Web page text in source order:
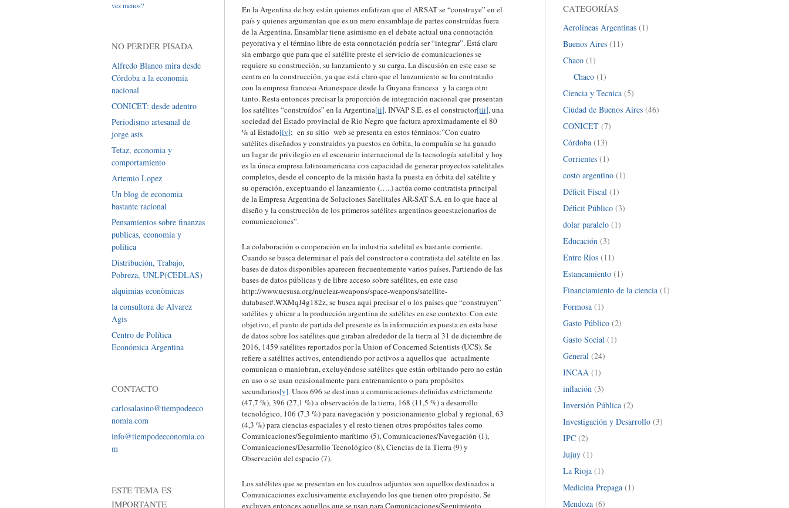
En la Argentina de hoy están quienes enfatizan que el ARSAT se “construye” en el
país y quienes argumentan que es un mero ensamblaje de partes construídas fuera
de la Argentina. Ensamblar tiene asimismo en el debate actual una connotación
peyorativa y el término libre de esta connotación podría ser “integrar”. Está claro
sin embargo que para que el satélite preste el servicio de comunicaciones se
requiere su construcción, su lanzamiento y su carga. La discusión en este caso se
centra en la construcción, ya que está claro que el lanzamiento se ha contratado
con la empresa francesa Arianespace desde la Guyana francesa y la carga otro
tanto. Resta entonces precisar la proporción de integración nacional que presentan
los satélites “construídos” en la Argentina[ii]. INVAP S.E. es el constructor[iii], una
sociedad del Estado provincial de Rio Negro que factura aproximadamente el 80
% al Estado[iv]; en su sitio web se presenta en estos términos:”Con cuatro
satélites diseñados y construidos ya puestos en órbita, la compañía se ha ganado
un lugar de privilegio en el escenario internacional de la tecnología satelital y hoy
es la única empresa latinoamericana con capacidad de generar proyectos satelitales
completos, desde el concepto de la misión hasta la puesta en órbita del satélite y
su operación, exceptuando el lanzamiento (…..) actúa como contratista principal
de la Empresa Argentina de Soluciones Satelitales AR-SAT S.A. en lo que hace al
diseño y la construcción de los primeros satélites argentinos geoestacionarios de
comunicaciones”.
La colaboración o cooperación en la industria satelital es bastante corriente.
Cuando se busca determinar el país del constructor o contratista del satélite en las
bases de datos disponibles aparecen frecuentemente varios países. Partiendo de las
bases de datos públicas y de libre acceso sobre satélites, en este caso
http://www.ucsusa.org/nuclear-weapons/space-weapons/satellite-
database#.WXMqJ4g182z, se busca aquí precisar el o los países que “construyen”
satélites y ubicar a la producción argentina de satélites en ese contexto. Con este
objetivo, el punto de partida del presente es la información expuesta en esta base
de datos sobre los satélites que giraban alrededor de la tierra al 31 de diciembre de
2016, 1459 satélites reportados por la Union of Concerned Scientists (UCS). Se
refiere a satélites activos, entendiendo por activos a aquellos que actualmente
comunican o maniobran, excluyéndose satélites que están orbitando pero no están
en uso o se usan ocasionalmente para entrenamiento o para propósitos
secundarios[v]. Unos 696 se destinan a comunicaciones definidas estrictamente
(47,7 %), 396 (27,1 %) a observación de la tierra, 168 (11,5 %) a desarrollo
tecnológico, 106 (7,3 %) para navegación y posicionamiento global y regional, 63
(4,3 %) para ciencias espaciales y el resto tienen otros propósitos tales como
Comunicaciones/Seguimiento marítimo (5), Comunicaciones/Navegación (1),
Comunicaciones/Desarrollo Tecnológico (8), Ciencias de la Tierra (9) y
Observación del espacio (7).
Los satélites que se presentan en los cuadros adjuntos son aquellos destinados a
Comunicaciones exclusivamente excluyendo los que tienen otro propósito. Se
excluyen entonces aquellos que se usan para Comunicaciones/Seguimiento
CATEGORÍAS
Aerolíneas Argentinas(1)
Buenos Aires(11)
Chaco(1)
Chaco(1)
Ciencia y Tecnica(5)
Ciudad de Buenos Aires(46)
CONICET(7)
Córdoba(13)
Corrientes(1)
costo argentino(1)
Déficit Fiscal(1)
Déficit Público(3)
dolar paralelo(1)
Educación(3)
Entre Ríos(11)
Estancamiento(1)
Financiamiento de la ciencia(1)
Formosa(1)
Gasto Público(2)
Gasto Social(1)
General(24)
INCAA(1)
inflación(3)
Inversión Pública(2)
Investigación y Desarrollo(3)
IPC(2)
Jujuy(1)
La Rioja(1)
Medicina Prepaga(1)
Mendoza(6)
vez menos?
NO PERDER PISADA
Alfredo Blanco mira desde
Córdoba a la economía
nacional
CONICET: desde adentro
Periodismo artesanal de
jorge asis
Tetaz, economia y
comportamiento
Artemio Lopez
Un blog de economia
bastante racional
Pensamientos sobre finanzas
publicas, economia y
política
Distribución, Trabajo,
Pobreza, UNLP(CEDLAS)
alquimias econòmicas
la consultora de Alvarez
Agis
Centro de Política
Económica Argentina
CONTACTO
carlosalasino@tiempodeeco
nomia.com
info@tiempodeeconomia.co
m
ESTE TEMA ES
IMPORTANTE